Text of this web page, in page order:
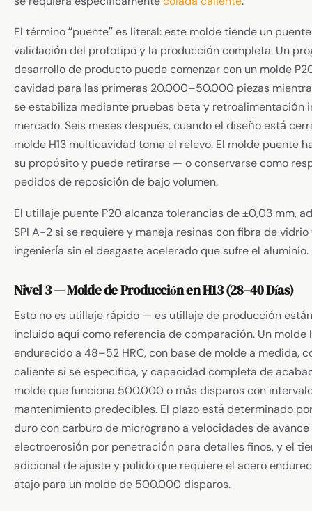
El término “puente” es literal: este molde tiende un
validación del prototipo y la producción completa. Un
desarrollo de producto puede comenzar con un molde
cavidad para las primeras 20.000–50.000 piezas
se estabiliza mediante pruebas beta y retroalimentación
mercado. Seis meses después, cuando el diseño está
molde H13 multicavidad toma el relevo. El molde puente
su propósito y puede retirarse — o conservarse como
pedidos de reposición de bajo volumen.
El utillaje puente P20 alcanza tolerancias de ±0,03 mm,
SPI A-2 si se requiere y maneja resinas con fibra de vidrio
ingeniería sin el desgaste acelerado que sufre el aluminio.
Nivel 3 — Molde de Producción en H13 (28–40 Días)
Esto no es utillaje rápido — es utillaje de producción
incluido aquí como referencia de comparación. Un molde
endurecido a 48–52 HRC, con base de molde a medida,
caliente si se especifica, y capacidad completa de
molde que funciona 500.000 o más disparos con
mantenimiento predecibles. El plazo está determinado
duro con carburo de micrograno a velocidades de avance
electroerosión por penetración para detalles finos, y el
adicional de ajuste y pulido que requiere el acero
atajo para un molde de 500.000 disparos.